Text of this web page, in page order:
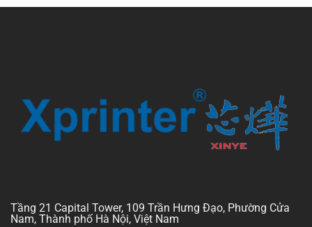
5
Tầng 21 Capital Tower, 109 Trần Hưng Đạo, Phường Cửa
Nam, Thành phố Hà Nội, Việt Nam